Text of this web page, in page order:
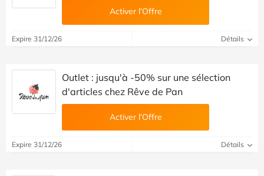
Activer l’Offre
Expire 31/12/26 Détails
Outlet : jusqu'à -50% sur une sélection
d'articles chez Rêve de Pan
Activer l’Offre
Expire 31/12/26 Détails